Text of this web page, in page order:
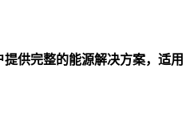
供完整的能源解决方案，适用